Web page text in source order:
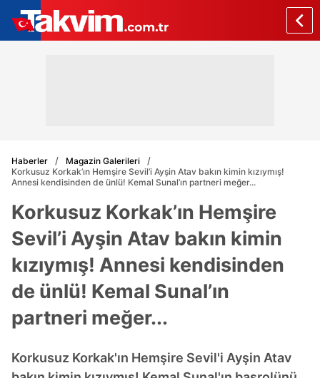
Haberler
Magazin Galerileri
Korkusuz Korkak’ın Hemşire Sevil’i Ayşin Atav bakın kimin kızıymış!
Annesi kendisinden de ünlü! Kemal Sunal’ın partneri meğer...
Korkusuz Korkak’ın Hemşire
Sevil’i Ayşin Atav bakın kimin
kızıymış! Annesi kendisinden
de ünlü! Kemal Sunal’ın
partneri meğer...
Korkusuz Korkak'ın Hemşire Sevil'i Ayşin Atav